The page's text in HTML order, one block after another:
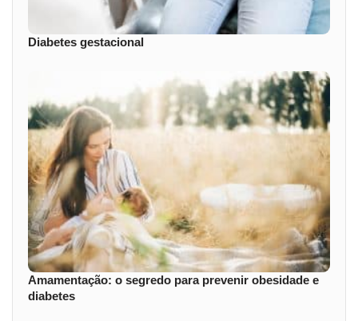
Diabetes gestacional
Amamentação: o segredo para prevenir obesidade e
diabetes